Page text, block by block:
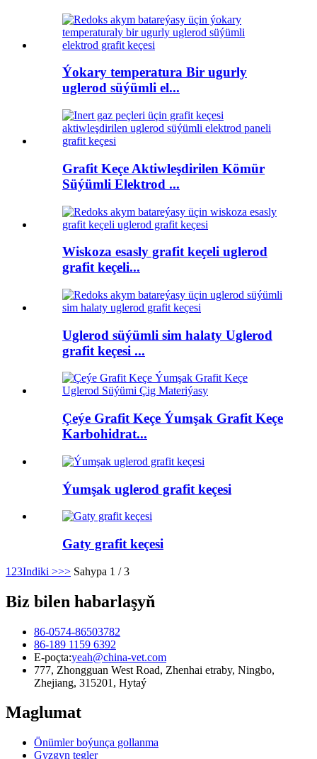
Ýokary temperatura Bir ugurly
uglerod süýümli el...
Grafit Keçe Aktiwleşdirilen Kömür
Süýümli Elektrod ...
Wiskoza esasly grafit keçeli uglerod
grafit keçeli...
Uglerod süýümli sim halaty Uglerod
grafit keçesi ...
Çeýe Grafit Keçe Ýumşak Grafit Keçe
Karbohidrat...
Ýumşak uglerod grafit keçesi
Gaty grafit keçesi
1 23Indiki >>> Sahypa 1 / 3
Biz bilen habarlaşyň
86-0574-86503782
86-189 1159 6392
E-poçta:yeah@china-vet.com
777, Zhongguan West Road, Zhenhai etraby, Ningbo,
Zhejiang, 315201, Hytaý
Maglumat
Önümler boýunça gollanma
Gyzgyn tegler